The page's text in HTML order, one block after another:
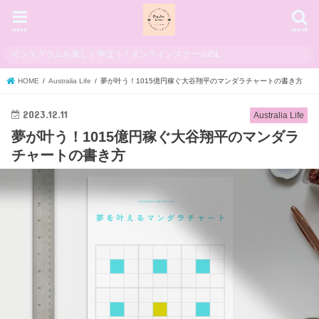
search
menu
インスグラムを楽しく学ぼう！オンラインスクールISL
HOME Australia Life 夢が叶う！1015億円稼ぐ大谷翔平のマンダラチャートの書き方
Australia Life
2023.12.11
夢が叶う！1015億円稼ぐ大谷翔平のマンダラ
チャートの書き方